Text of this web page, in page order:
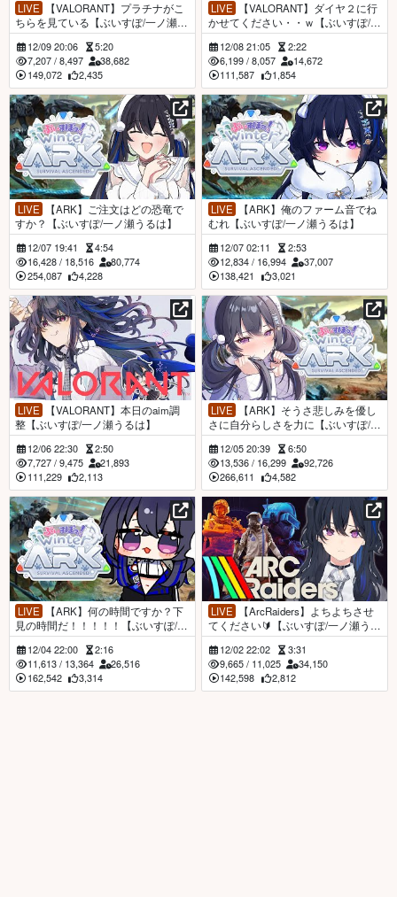
LIVE
ちらを見ている【ぶいすぽ/一ノ瀬う
るは】
12/09 20:06
5:20
7,207/ 8,497
38,682
149,072
2,435
LIVE
かせてください・・ｗ【ぶいすぽ/一
ノ瀬うるは】
12/08 21:05
2:22
6,199 /8,057
14,672
111,587
1,854
LIVE
すか？【ぶいすぽ/一ノ瀬うるは】
12/07 19:41
4:54
16,428/ 18,516
80,774
254,087
4,228
LIVE
むれ【ぶいすぽ/一ノ瀬うるは】
12/07 02:11
2:53
12,834 / 16,994
37,007
138,421
3,021
LIVE
整【ぶいすぽ/一ノ瀬うるは】
12/06 22:30
2:50
7,727/ 9,475
21,893
111,229
2,113
LIVE
さに自分らしさを力に【ぶいすぽ/一
ノ瀬うるは】
12/05 20:39
6:50
13,536 / 16,299
92,726
266,611
4,582
LIVE
見の時間だ！！！！！【ぶいすぽ/一
ノ瀬うるは】
12/04 22:00
2:16
11,613/ 13,364
26,516
162,542
3,314
LIVE
てください🔰【ぶいすぽ/一ノ瀬うる
は】
12/02 22:02
3:31
9,665 / 11,025
34,150
142,598
2,812